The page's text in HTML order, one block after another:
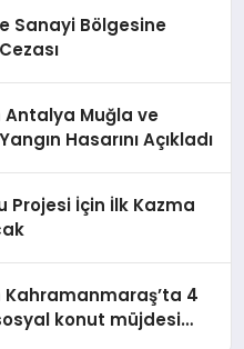
Sanayi Bölgesine
Antalya Muğla ve
Hasarını Açıkladı
Projesi İçin İlk Kazma
Kahramanmaraş’ta 4
konut müjdesi